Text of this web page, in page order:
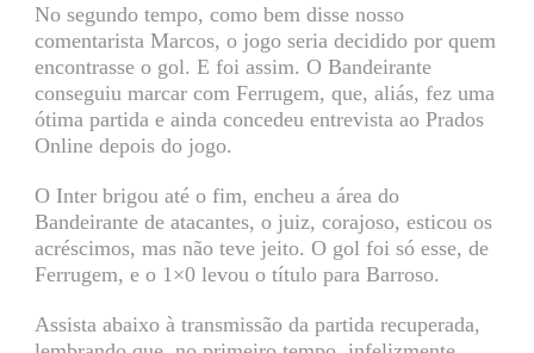
No segundo tempo, como bem disse nosso
comentarista Marcos, o jogo seria decidido por quem
encontrasse o gol. E foi assim. O Bandeirante
conseguiu marcar com Ferrugem, que, aliás, fez uma
ótima partida e ainda concedeu entrevista ao Prados
Online depois do jogo.
O Inter brigou até o fim, encheu a área do
Bandeirante de atacantes, o juiz, corajoso, esticou os
acréscimos, mas não teve jeito. O gol foi só esse, de
Ferrugem, e o 1×0 levou o título para Barroso.
Assista abaixo à transmissão da partida recuperada,